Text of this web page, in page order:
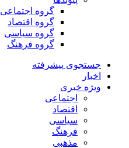
گروه اجتماعی
گروه اقتصاد
گروه سیاسی
گروه فرهنگ
جستجوی پیشرفته
اخبار
ویژه خبری
اجتماعی
اقتصاد
سیاسی
فرهنگ
مذهبی